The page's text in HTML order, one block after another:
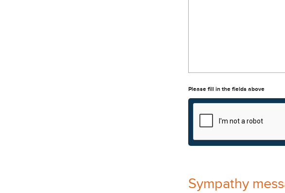
Please fill in the fields above
Sympathy